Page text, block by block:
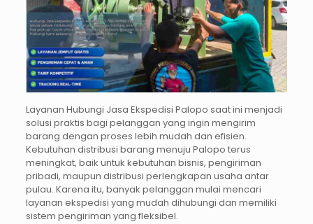
Layanan Hubungi Jasa Ekspedisi Palopo saat ini menjadi
solusi praktis bagi pelanggan yang ingin mengirim
barang dengan proses lebih mudah dan efisien.
Kebutuhan distribusi barang menuju Palopo terus
meningkat, baik untuk kebutuhan bisnis, pengiriman
pribadi, maupun distribusi perlengkapan usaha antar
pulau. Karena itu, banyak pelanggan mulai mencari
layanan ekspedisi yang mudah dihubungi dan memiliki
sistem pengiriman yang fleksibel.